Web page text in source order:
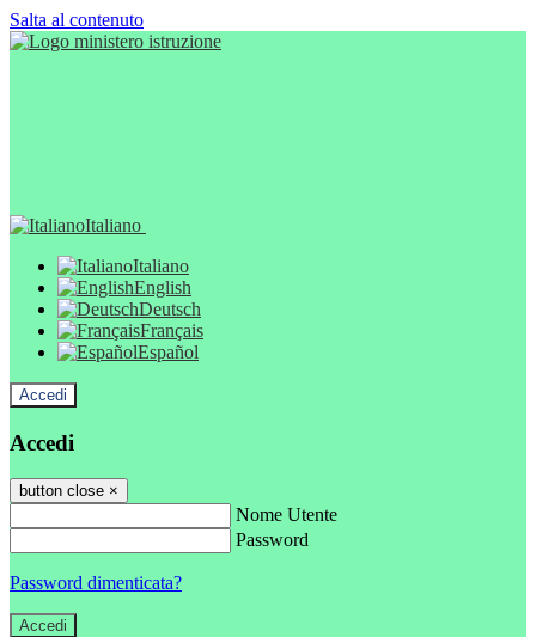
Salta al contenuto
Italiano
Italiano
English
Deutsch
Français
Español
Accedi
Accedi
button close ×
Nome Utente
Password
Password dimenticata?